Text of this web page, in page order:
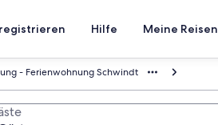
Hilfe Meine Reisen
- Ferienwohnung Schwindt